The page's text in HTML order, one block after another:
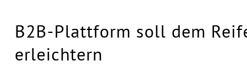
B2B-Plattform soll dem
erleichtern